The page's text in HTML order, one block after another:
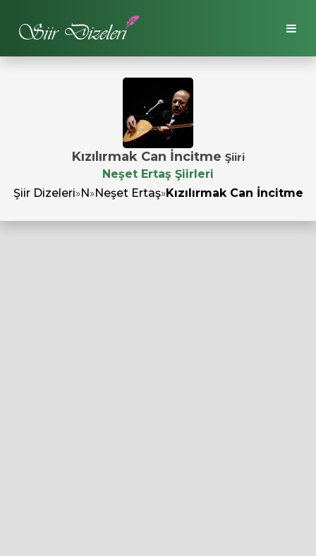
Kızılırmak Can İncitme Şiiri
Neşet Ertaş Şiirleri
Şiir Dizeleri»N»Neşet Ertaş»Kızılırmak Can İncitme